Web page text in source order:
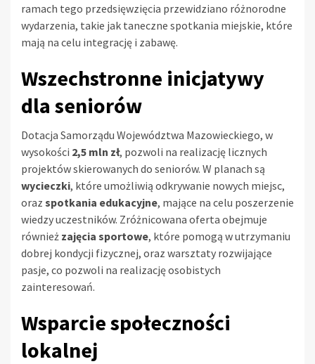
ramach tego przedsięwzięcia przewidziano różnorodne
wydarzenia, takie jak taneczne spotkania miejskie, które
mają na celu integrację i zabawę.
Wszechstronne inicjatywy
dla seniorów
Dotacja Samorządu Województwa Mazowieckiego, w
wysokości 2,5 mln zł, pozwoli na realizację licznych
projektów skierowanych do seniorów. W planach są
wycieczki, które umożliwią odkrywanie nowych miejsc,
oraz spotkania edukacyjne, mające na celu poszerzenie
wiedzy uczestników. Zróżnicowana oferta obejmuje
również zajęcia sportowe, które pomogą w utrzymaniu
dobrej kondycji fizycznej, oraz warsztaty rozwijające
pasje, co pozwoli na realizację osobistych
zainteresowań.
Wsparcie społeczności
lokalnej